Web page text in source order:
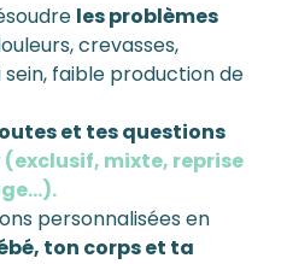
les problèmes
crevasses,
sein, faible production de
et tes questions
mixte, reprise
personnalisées en
ton corps et ta